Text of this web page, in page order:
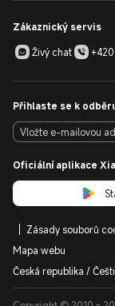
Zákaznický servis
Živý chat
Přihlaste se k
Oficiální aplikace
Zásady souborů
Mapa webu
Česká republika /